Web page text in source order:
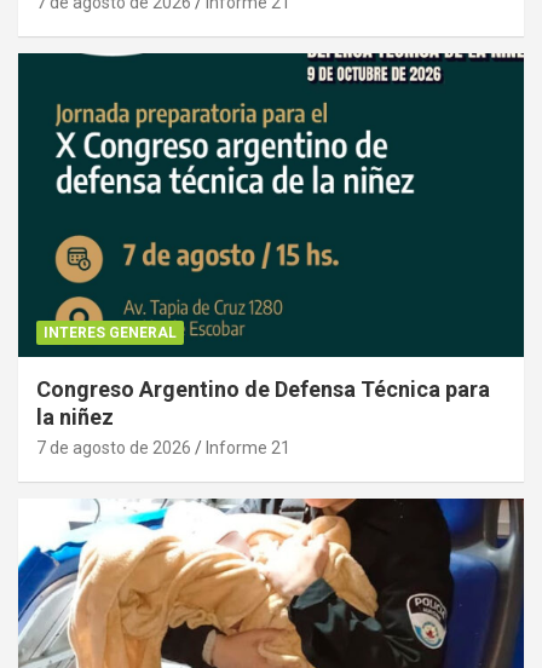
INTERES GENERAL
Congreso Argentino de Defensa Técnica para
la niñez
7 de agosto de 2026 Informe 21